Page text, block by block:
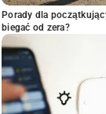
Porady dla
biegać od zera?